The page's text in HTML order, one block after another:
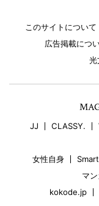
このサイトについて
広告掲載につ
光
JJ CLASSY.
女性自身
マ
kokode.jp